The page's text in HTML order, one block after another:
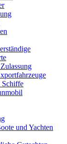
Schiffe
und Yachten